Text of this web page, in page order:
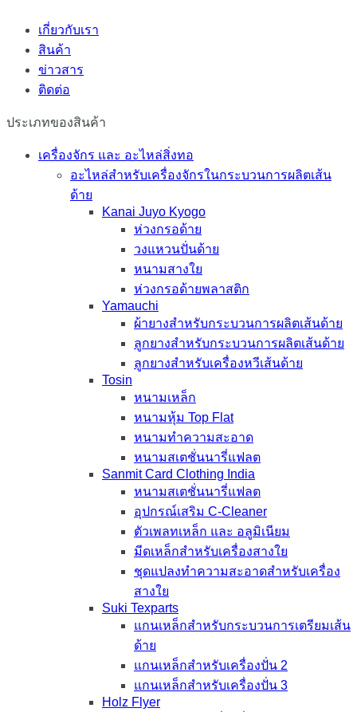
เกี่ยวกับเรา
สินค้า
ข่าวสาร
ติดต่อ
ประเภทของสินค้า
เครื่องจักร และ อะไหล่สิ่งทอ
อะไหล่สำหรับเครื่องจักรในกระบวนการผลิตเส้น
ด้าย
Kanai Juyo Kyogo
ห่วงกรอด้าย
วงแหวนปั่นด้าย
หนามสางใย
ห่วงกรอด้ายพลาสติก
Yamauchi
ผ้ายางสำหรับกระบวนการผลิตเส้นด้าย
ลูกยางสำหรับกระบวนการผลิตเส้นด้าย
ลูกยางสำหรับเครื่องหวีเส้นด้าย
Tosin
หนามเหล็ก
หนามหุ้ม Top Flat
หนามทำความสะอาด
หนามสเตชั่นนารี่แฟลต
Sanmit Card Clothing India
หนามสเตชั่นนารี่แฟลต
อุปกรณ์เสริม C-Cleaner
ตัวเพลทเหล็ก และ อลูมิเนียม
มีดเหล็กสำหรับเครื่องสางใย
ชุดแปลงทำความสะอาดสำหรับเครื่อง
สางใย
Suki Texparts
แกนเหล็กสำหรับกระบวนการเตรียมเส้น
ด้าย
แกนเหล็กสำหรับเครื่องปั่น 2
แกนเหล็กสำหรับเครื่องปั่น 3
Holz Flyer